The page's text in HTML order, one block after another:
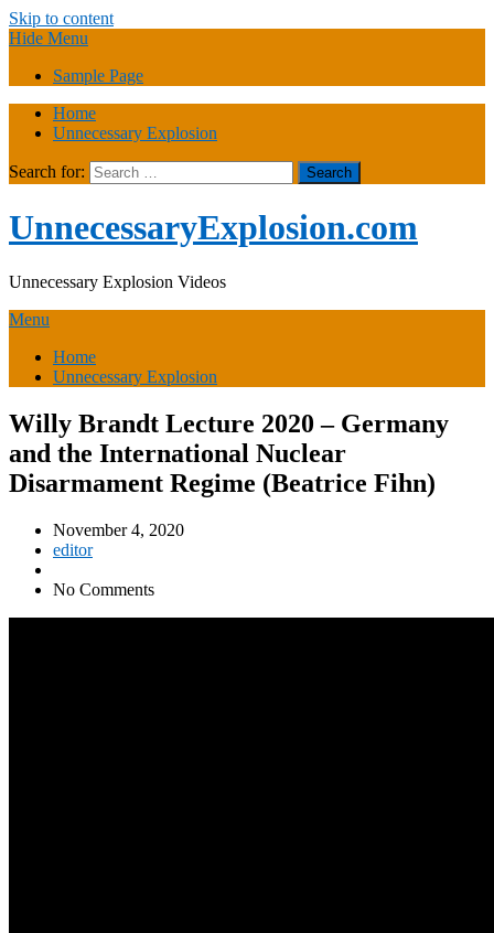
Skip to content
Hide Menu
Sample Page
Home
Unnecessary Explosion
Search for:
UnnecessaryExplosion.com
Unnecessary Explosion Videos
Menu
Home
Unnecessary Explosion
Willy Brandt Lecture 2020 – Germany
and the International Nuclear
Disarmament Regime (Beatrice Fihn)
November 4, 2020
editor
No Comments